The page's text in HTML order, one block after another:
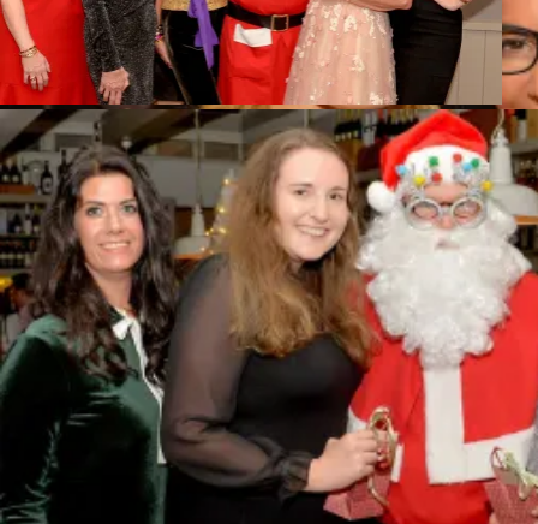
Siggi Spiegelburg Siggi Spiegelburg Couture, Santa, Kristina
Tröger CeU-Präsidentin, Sabrina Staubitz Moderatorin, Anita
Freitag-Meyer Verdener Keks- und Waffelfabrik